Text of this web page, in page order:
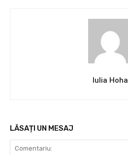
Iulia Hoha
LĂSAȚI UN MESAJ